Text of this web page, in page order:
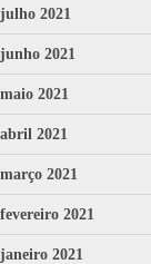
julho 2021
junho 2021
maio 2021
abril 2021
março 2021
fevereiro 2021
janeiro 2021